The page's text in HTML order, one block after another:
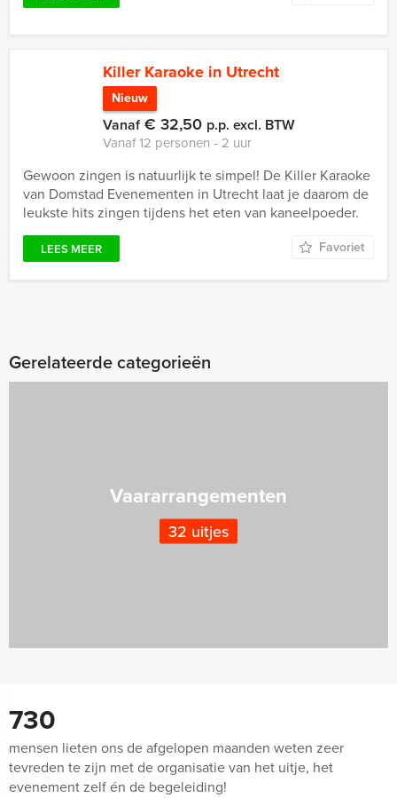
Killer Karaoke in Utrecht
Nieuw
Vanaf€ 32,50 p.p. excl. BTW
Vanaf 12 personen ‐ 2 uur
Gewoon zingen is natuurlijk te simpel! De Killer Karaoke
van Domstad Evenementen in Utrecht laat je daarom de
leukste hits zingen tijdens het eten van kaneelpoeder.
LEES MEER Favoriet
Gerelateerde categorieën
Vaararrangementen
32 uitjes
730
mensen lieten ons de afgelopen maanden weten zeer
tevreden te zijn met de organisatie van het uitje, het
evenement zelf én de begeleiding!